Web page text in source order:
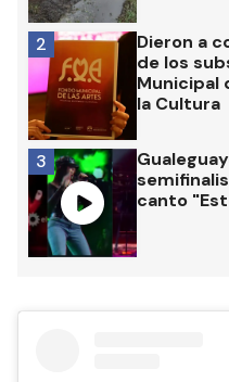
Dieron a
de los
Municipal
la Cultura
2
canto
3